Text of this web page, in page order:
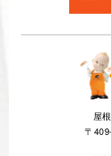
屋
〒